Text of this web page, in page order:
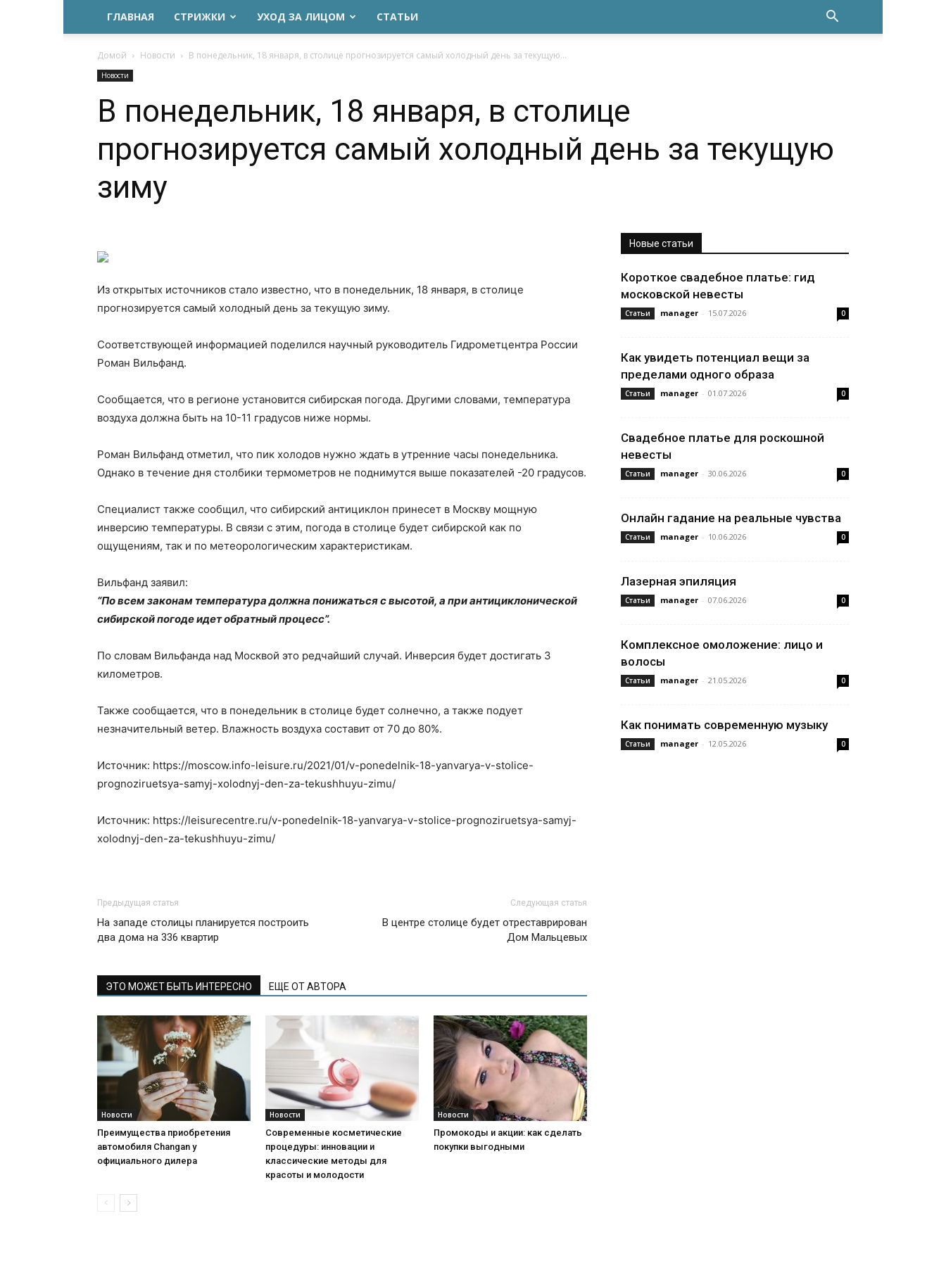
ГЛАВНАЯ СТРИЖКИ УХОД ЗА ЛИЦОМ СТАТЬИ
Домой Новости В понедельник, 18 января, в столице прогнозируется самый холодный день за текущую...
Новости
В понедельник, 18 января, в столице
прогнозируется самый холодный день за текущую
зиму
Из открытых источников стало известно, что в понедельник, 18 января, в столице
прогнозируется самый холодный день за текущую зиму.
Соответствующей информацией поделился научный руководитель Гидрометцентра России
Роман Вильфанд.
Сообщается, что в регионе установится сибирская погода. Другими словами, температура
воздуха должна быть на 10-11 градусов ниже нормы.
Роман Вильфанд отметил, что пик холодов нужно ждать в утренние часы понедельника.
Однако в течение дня столбики термометров не поднимутся выше показателей -20 градусов.
Специалист также сообщил, что сибирский антициклон принесет в Москву мощную
инверсию температуры. В связи с этим, погода в столице будет сибирской как по
ощущениям, так и по метеорологическим характеристикам.
Вильфанд заявил:
“По всем законам температура должна понижаться с высотой, а при антициклонической
сибирской погоде идет обратный процесс”.
По словам Вильфанда над Москвой это редчайший случай. Инверсия будет достигать 3
километров.
Также сообщается, что в понедельник в столице будет солнечно, а также подует
незначительный ветер. Влажность воздуха составит от 70 до 80%.
Источник: https://moscow.info-leisure.ru/2021/01/v-ponedelnik-18-yanvarya-v-stolice-
prognoziruetsya-samyj-xolodnyj-den-za-tekushhuyu-zimu/
Источник: https://leisurecentre.ru/v-ponedelnik-18-yanvarya-v-stolice-prognoziruetsya-samyj-
xolodnyj-den-za-tekushhuyu-zimu/
Предыдущая статья
На западе столицы планируется построить
два дома на 336 квартир
Следующая статья
В центре столице будет отреставрирован
Дом Мальцевых
ЭТО МОЖЕТ БЫТЬ ИНТЕРЕСНО ЕЩЕ ОТ АВТОРА
Новости
Преимущества приобретения
автомобиля Changan у
официального дилера
Новости
Современные косметические
процедуры: инновации и
классические методы для
красоты и молодости
Новости
Промокоды и акции: как сделать
покупки выгодными
Новые статьи
Короткое свадебное платье: гид
московской невесты
Статьи manager - 15.07.2026 0
Как увидеть потенциал вещи за
пределами одного образа
Статьи manager - 01.07.2026 0
Свадебное платье для роскошной
невесты
Статьи manager - 30.06.2026 0
Онлайн гадание на реальные чувства
Статьи manager - 10.06.2026 0
Лазерная эпиляция
Статьи manager - 07.06.2026 0
Комплексное омоложение: лицо и
волосы
Статьи manager - 21.05.2026 0
Как понимать современную музыку
Статьи manager - 12.05.2026 0